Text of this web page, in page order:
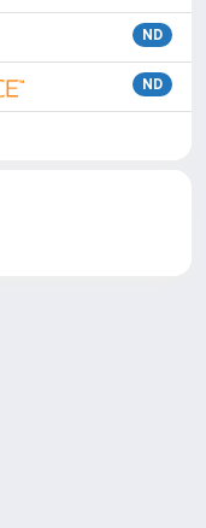
ND
ND